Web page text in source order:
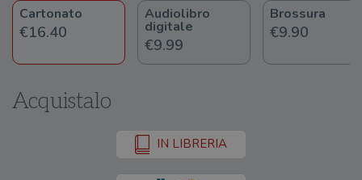
Cartonato
€16.40
Audiolibro
digitale
€9.99
Brossura
€9.90
Acquistalo
IN LIBRERIA